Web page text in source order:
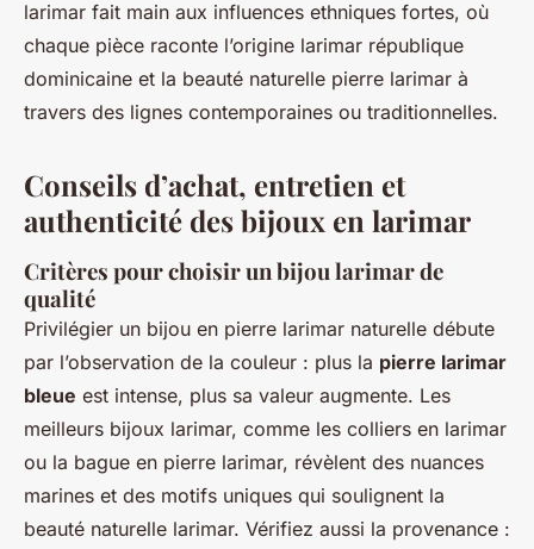
larimar fait main aux influences ethniques fortes, où
chaque pièce raconte l’origine larimar république
dominicaine et la beauté naturelle pierre larimar à
travers des lignes contemporaines ou traditionnelles.
Conseils d’achat, entretien et
authenticité des bijoux en larimar
Critères pour choisir un bijou larimar de
qualité
Privilégier un bijou en pierre larimar naturelle débute
par l’observation de la couleur : plus la pierre larimar
bleue est intense, plus sa valeur augmente. Les
meilleurs bijoux larimar, comme les colliers en larimar
ou la bague en pierre larimar, révèlent des nuances
marines et des motifs uniques qui soulignent la
beauté naturelle larimar. Vérifiez aussi la provenance :